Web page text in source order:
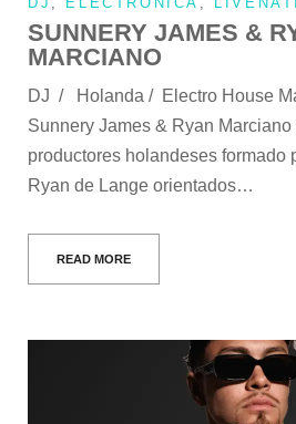
SUNNERY JAMES &
MARCIANO
DJ / Holanda / Electro House
Sunnery James & Ryan Marciano
productores holandeses formado
Ryan de Lange orientados…
READ MORE